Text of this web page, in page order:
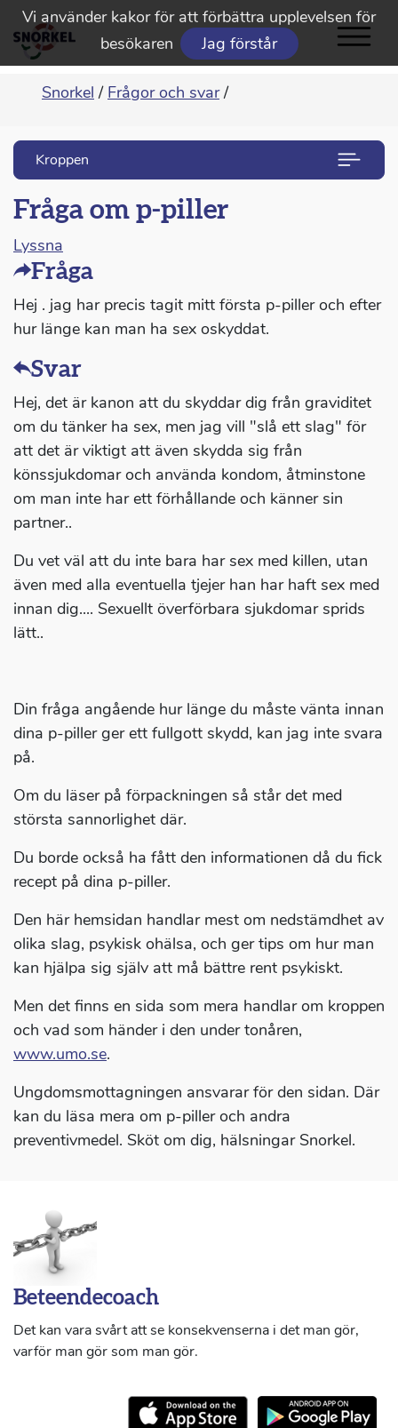
Vi använder kakor för att förbättra upplevelsen för
besökaren
Jag förstår
Snorkel / Frågor och svar /
Kroppen
Fråga om p-piller
Lyssna
Fråga
Hej . jag har precis tagit mitt första p-piller och efter
hur länge kan man ha sex oskyddat.
Svar
Hej, det är kanon att du skyddar dig från graviditet
om du tänker ha sex, men jag vill "slå ett slag" för
att det är viktigt att även skydda sig från
könssjukdomar och använda kondom, åtminstone
om man inte har ett förhållande och känner sin
partner..
Du vet väl att du inte bara har sex med killen, utan
även med alla eventuella tjejer han har haft sex med
innan dig.... Sexuellt överförbara sjukdomar sprids
lätt..
Din fråga angående hur länge du måste vänta innan
dina p-piller ger ett fullgott skydd, kan jag inte svara
på.
Om du läser på förpackningen så står det med
största sannorlighet där.
Du borde också ha fått den informationen då du fick
recept på dina p-piller.
Den här hemsidan handlar mest om nedstämdhet av
olika slag, psykisk ohälsa, och ger tips om hur man
kan hjälpa sig själv att må bättre rent psykiskt.
Men det finns en sida som mera handlar om kroppen
och vad som händer i den under tonåren,
www.umo.se.
Ungdomsmottagningen ansvarar för den sidan. Där
kan du läsa mera om p-piller och andra
preventivmedel. Sköt om dig, hälsningar Snorkel.
Beteendecoach
Det kan vara svårt att se konsekvenserna i det man gör,
varför man gör som man gör.